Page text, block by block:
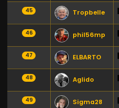
45 Tropbelle
46 phil56mp
47 ELBARTO
48 Aglido
49
Sigma28